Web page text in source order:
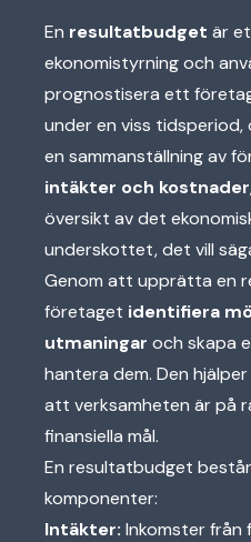
En resultatbudget är
ekonomistyrning och
prognostisera ett
under en viss
en sammanställning av
intäkter och kostnader
översikt av det
underskottet, det vill
Genom att upprätta en
företaget identifiera
utmaningar och skapa
hantera dem. Den
att verksamheten är på
finansiella mål.
En resultatbudget
komponenter:
Intäkter: Inkomster från